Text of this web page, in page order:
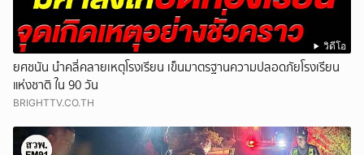
วิดีโอ
ยศชนัน นำคลี่คลายเหตุโรงเรียน เข็นมาตรฐานความปลอดภัยโรงเรียน
แห่งชาติ ใน 90 วัน
BRIGHTTV.CO.TH